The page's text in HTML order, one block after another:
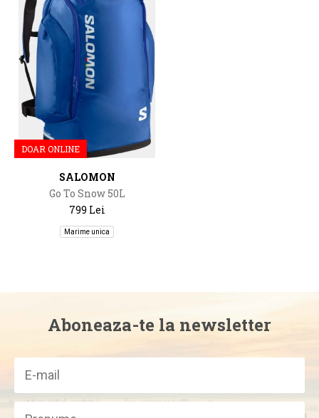
DOAR ONLINE
SALOMON
Go To Snow 50L
799 Lei
Marime unica
Aboneaza-te la newsletter